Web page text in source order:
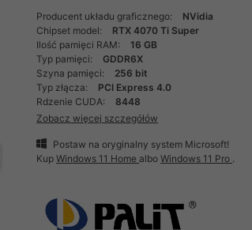
Następny
Producent układu graficznego:
NVidia
Chipset model:
RTX 4070 Ti Super
Ilość pamięci RAM:
16 GB
Typ pamięci:
GDDR6X
Szyna pamięci:
256 bit
Typ złącza:
PCI Express 4.0
Rdzenie CUDA:
8448
Zobacz więcej szczegółów
Postaw na oryginalny system Microsoft!
KupWindows 11 HomealboWindows 11 Pro .